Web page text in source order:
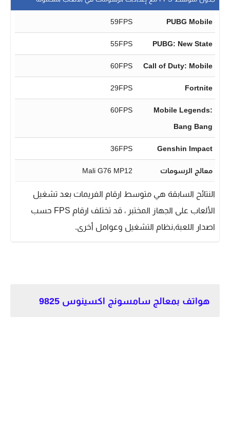
PUBG Mobile
59FPS
PUBG: New State
55FPS
Call of Duty: Mobile
60FPS
Fortnite
29FPS
Mobile Legends:
Bang Bang
60FPS
Genshin Impact
36FPS
معالج الرسومات Mali G76 MP12
النتائح السابقة هي متوسط ارقام الفريمات بعد تشغيل
الألعاب على الجهاز المختبر ، قد تختلف ارقام FPS حسب
اصدار اللعبة,نظام التشغيل وعوامل أخرى.
هواتف بمعالج سامسونج اكسينوس 9825